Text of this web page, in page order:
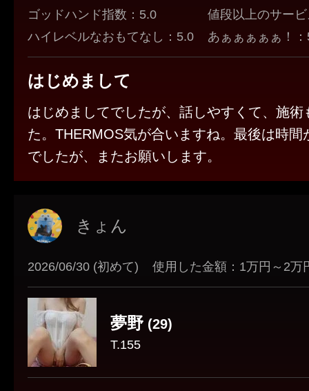
ゴッドハンド指数：5.0
ハイレベルなおもてなし：5.0
値段以上のサー
あぁぁぁぁぁ！
はじめまして
はじめましてでしたが、話しやすくて、施術
た。THERMOS気が合いますね。最後は時間
でしたが、またお願いします。
きょん
2026/06/30 (初めて) 使用した金額：1万円～2万
夢野 (29)
T.155